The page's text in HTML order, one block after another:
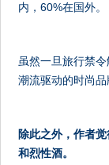
内，60%在国外。
虽然一旦旅行禁
潮流驱动的时尚品
除此之外，作者
和烈性酒。